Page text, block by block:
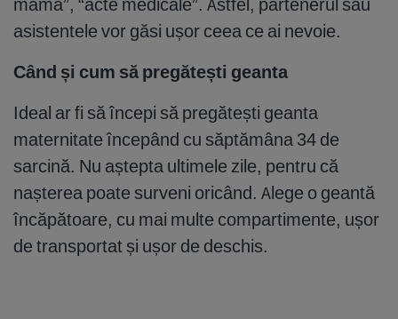
asistentele vor găsi ușor ceea ce ai nevoie.
Când și cum să pregătești geanta
Ideal ar fi să începi să pregătești geanta
maternitate începând cu săptămâna 34 de
sarcină. Nu aștepta ultimele zile, pentru că
nașterea poate surveni oricând. Alege o geantă
încăpătoare, cu mai multe compartimente, ușor
de transportat și ușor de deschis.